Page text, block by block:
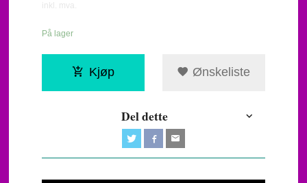
inkl. mva.
På lager
Kjøp Ønskeliste
Del dette